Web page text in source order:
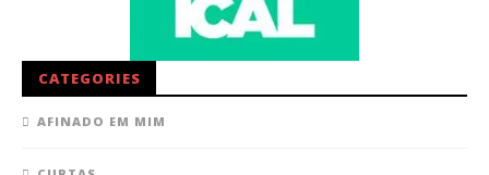
CATEGORIES
AFINADO EM MIM